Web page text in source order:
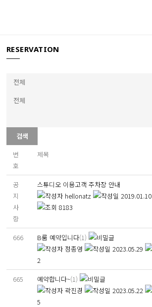
RESERVATION
검색
번
호
제목
공
지
사
항
스튜디오 이용고객 주차장 안내
hellonatz
2019.01.10
8183
666 B룸 예약입니다(1)
정종영
2023.05.29
2
665 예약합니다~(1)
곽진경
2023.05.22
5